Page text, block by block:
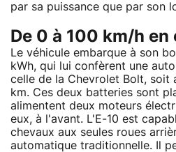
par sa puissance que par son
De 0 à 100 km/h
Le véhicule embarque à son
kWh, qui lui confèrent une
celle de la Chevrolet Bolt, soit
km. Ces deux batteries sont
alimentent deux moteurs
eux, à l'avant. L'E-10 est
chevaux aux seules roues
automatique traditionnelle. Il